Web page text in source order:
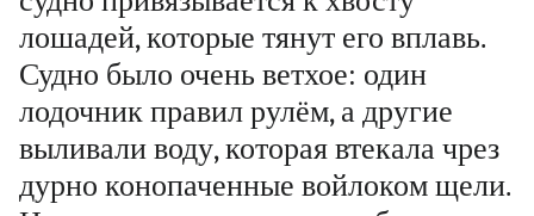
лошадей, которые тянут его вплавь.
Судно было очень ветхое: один
лодочник правил рулём, а другие
выливали воду, которая втекала чрез
дурно конопаченные войлоком щели.